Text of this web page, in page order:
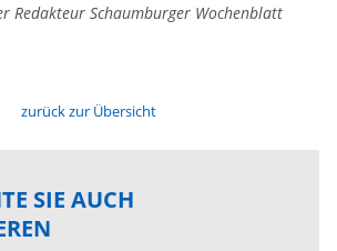
Redakteur Schaumburger Wochenblatt
zurück zur Übersicht
SIE AUCH